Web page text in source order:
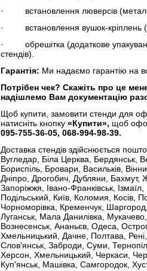
· встановлення люверсів
· встановлення вушок-кріплень
· обрешітка (додаткове
стендів).
Гарантія: Ми надаємо гарантію на
Потрібен чек? Скажіть про це
надішлемо Вам документацію
Щоб купити, замовити стенди для
натисніть кнопку «Купити», щоб
095-755-36-05, 068-994-98-39.
Доставка стендів здійснюється
Вугледар, Біла Церква, Бердянськ,
Бориспіль, Бровари, Васильків,
Дніпро, Дрогобич, Дубляни, Бахмут,
Запоріжжя, Івано-Франківськ,
Подільський, Київ, Коломия, Косів,
Чорноморівка, Кременчук, Шаргород,
Луганськ, Мала Данилівка,
Вознесенськ, Ананьєв, Одеса,
Хмельницький, Дачне, Полтава,
Слов'янськ, Заброди, Суми,
Херсон, Хмельницький, Черкаси,
Куп'янськ, Машівка, Самгородок,